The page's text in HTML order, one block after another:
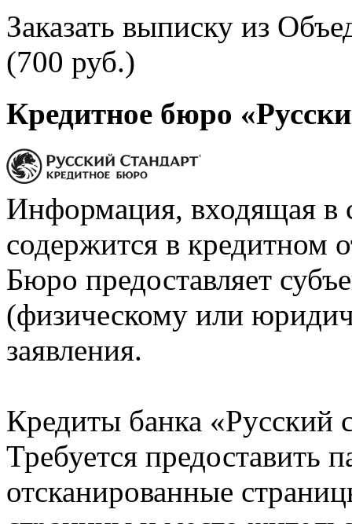
Заказать выписку из
(700 руб.)
Кредитное бюро
Информация, входящая в
содержится в кредитном
Бюро предоставляет
(физическому или
заявления.
Кредиты банка «Русский
Требуется предоставить
отсканированные